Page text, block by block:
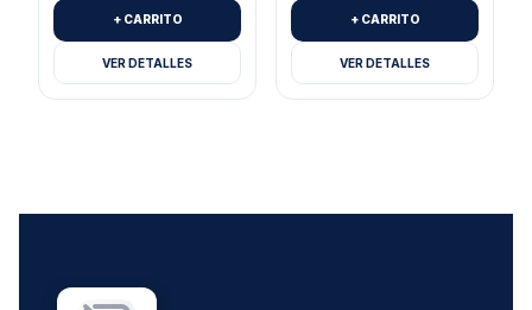
+ CARRITO
VER DETALLES
+ CARRITO
VER DETALLES